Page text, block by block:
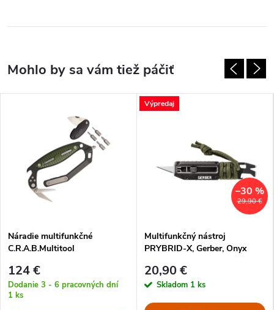
Náradie multifunkčné
C.R.A.B.Multitool
124 €
Dodanie 3 - 6 pracovných dní
1 ks
Výpredaj
29,90 €
–30 %
Multifunkčný nástroj
PRYBRID-X, Gerber, Onyx
20,90 €
Skladom 1 ks